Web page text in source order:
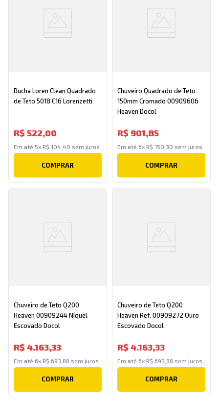
Ducha Loren Clean Quadrado
de Teto 5018 C16 Lorenzetti
R$ 522,00
Em até5xR$ 104 ,40 sem juros
COMPRAR
Chuveiro Quadrado de Teto
150mm Cromado 00909606
Heaven Docol
R$ 901,85
Em até 6x R$ 150 30 sem juros
COMPRAR
Chuveiro de Teto Q200
Heaven 00909244 Níquel
Escovado Docol
R$ 4.163,33
Em até6xR$ 693 88 sem juros
COMPRAR
Chuveiro de Teto Q200
Heaven Ref. 00909272 Ouro
Escovado Docol
R$ 4.163,33
Em até 6x R$ 693 88 sem juros
COMPRAR